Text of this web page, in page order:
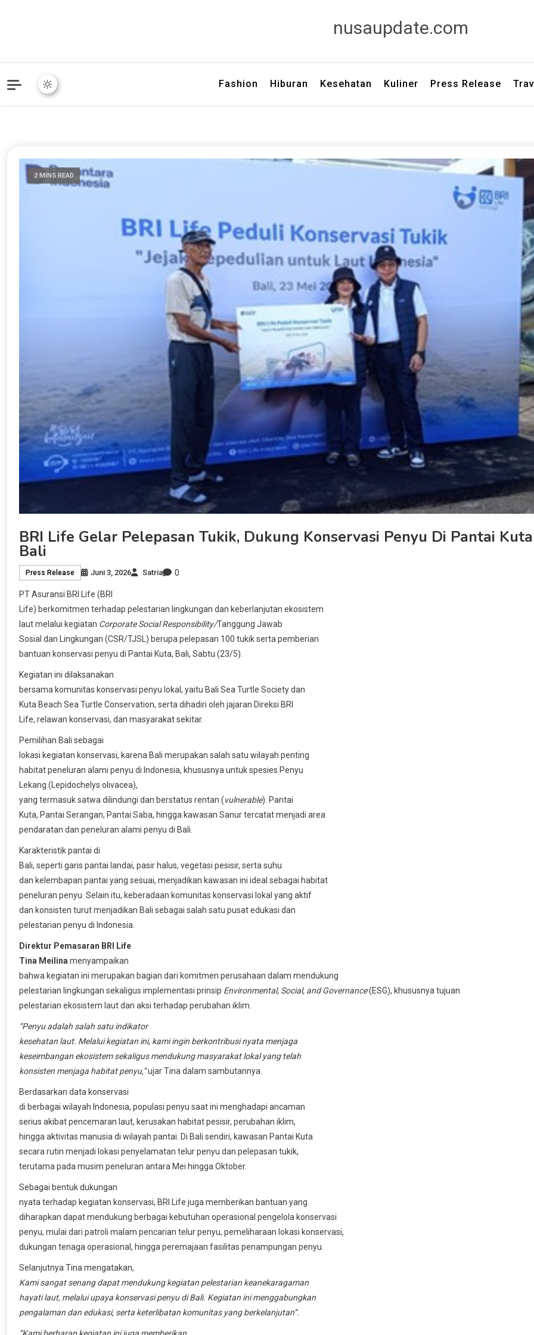
nusaupdate.com
Fashion Hiburan Kesehatan Kuliner Press Release
2 MINS READ
BRI Life Gelar Pelepasan Tukik, Dukung Konservasi Penyu Di Pantai Kuta
Bali
Press Release Juni 3, 2026 Satria 0
PT Asuransi BRI Life (BRI
Life) berkomitmen terhadap pelestarian lingkungan dan keberlanjutan ekosistem
laut melalui kegiatan Corporate Social Responsibility/Tanggung Jawab
Sosial dan Lingkungan (CSR/TJSL) berupa pelepasan 100 tukik serta pemberian
bantuan konservasi penyu di Pantai Kuta, Bali, Sabtu (23/5).
Kegiatan ini dilaksanakan
bersama komunitas konservasi penyu lokal, yaitu Bali Sea Turtle Society dan
Kuta Beach Sea Turtle Conservation, serta dihadiri oleh jajaran Direksi BRI
Life, relawan konservasi, dan masyarakat sekitar.
Pemilihan Bali sebagai
lokasi kegiatan konservasi, karena Bali merupakan salah satu wilayah penting
habitat peneluran alami penyu di Indonesia, khususnya untuk spesies Penyu
Lekang (Lepidochelys olivacea),
yang termasuk satwa dilindungi dan berstatus rentan (vulnerable). Pantai
Kuta, Pantai Serangan, Pantai Saba, hingga kawasan Sanur tercatat menjadi area
pendaratan dan peneluran alami penyu di Bali.
Karakteristik pantai di
Bali, seperti garis pantai landai, pasir halus, vegetasi pesisir, serta suhu
dan kelembapan pantai yang sesuai, menjadikan kawasan ini ideal sebagai habitat
peneluran penyu. Selain itu, keberadaan komunitas konservasi lokal yang aktif
dan konsisten turut menjadikan Bali sebagai salah satu pusat edukasi dan
pelestarian penyu di Indonesia.
Direktur Pemasaran BRI Life
Tina Meilina menyampaikan
bahwa kegiatan ini merupakan bagian dari komitmen perusahaan dalam mendukung
pelestarian lingkungan sekaligus implementasi prinsip Environmental, Social, and Governance(ESG), khususnya tujuan
pelestarian ekosistem laut dan aksi terhadap perubahan iklim.
“Penyu adalah salah satu indikator
kesehatan laut. Melalui kegiatan ini, kami ingin berkontribusi nyata menjaga
keseimbangan ekosistem sekaligus mendukung masyarakat lokal yang telah
konsisten menjaga habitat penyu,”ujar Tina dalam sambutannya.
Berdasarkan data konservasi
di berbagai wilayah Indonesia, populasi penyu saat ini menghadapi ancaman
serius akibat pencemaran laut, kerusakan habitat pesisir, perubahan iklim,
hingga aktivitas manusia di wilayah pantai. Di Bali sendiri, kawasan Pantai Kuta
secara rutin menjadi lokasi penyelamatan telur penyu dan pelepasan tukik,
terutama pada musim peneluran antara Mei hingga Oktober.
Sebagai bentuk dukungan
nyata terhadap kegiatan konservasi, BRI Life juga memberikan bantuan yang
diharapkan dapat mendukung berbagai kebutuhan operasional pengelola konservasi
penyu, mulai dari patroli malam pencarian telur penyu, pemeliharaan lokasi konservasi,
dukungan tenaga operasional, hingga peremajaan fasilitas penampungan penyu.
Selanjutnya Tina mengatakan,
Kami sangat senang dapat mendukung kegiatan pelestarian keanekaragaman
hayati laut, melalui upaya konservasi penyu di Bali. Kegiatan ini menggabungkan
pengalaman dan edukasi, serta keterlibatan komunitas yang berkelanjutan”.
“Kami berharap kegiatan ini juga memberikan